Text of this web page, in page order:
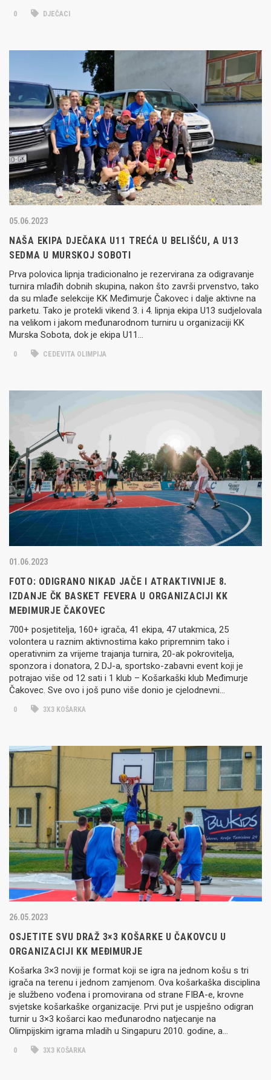
0 DJEČACI
05.06.2023
NAŠA EKIPA DJEČAKA U11 TREĆA U BELIŠĆU, A U13
SEDMA U MURSKOJ SOBOTI
Prva polovica lipnja tradicionalno je rezervirana za odigravanje
turnira mlađih dobnih skupina, nakon što završi prvenstvo, tako
da su mlađe selekcije KK Međimurje Čakovec i dalje aktivne na
parketu. Tako je protekli vikend 3. i 4. lipnja ekipa U13 sudjelovala
na velikom i jakom međunarodnom turniru u organizaciji KK
Murska Sobota, dok je ekipa U11…
0 CEDEVITA OLIMPIJA
01.06.2023
FOTO: ODIGRANO NIKAD JAČE I ATRAKTIVNIJE 8.
IZDANJE ČK BASKET FEVERA U ORGANIZACIJI KK
MEĐIMURJE ČAKOVEC
700+ posjetitelja, 160+ igrača, 41 ekipa, 47 utakmica, 25
volontera u raznim aktivnostima kako pripremnim tako i
operativnim za vrijeme trajanja turnira, 20-ak pokrovitelja,
sponzora i donatora, 2 DJ-a, sportsko-zabavni event koji je
potrajao više od 12 sati i 1 klub – Košarkaški klub Međimurje
Čakovec. Sve ovo i još puno više donio je cjelodnevni…
0 3X3 KOŠARKA
26.05.2023
OSJETITE SVU DRAŽ 3×3 KOŠARKE U ČAKOVCU U
ORGANIZACIJI KK MEĐIMURJE
Košarka 3×3 noviji je format koji se igra na jednom košu s tri
igrača na terenu i jednom zamjenom. Ova košarkaška disciplina
je službeno vođena i promovirana od strane FIBA-e, krovne
svjetske košarkaške organizacije. Prvi put je uspješno odigran
turnir u 3×3 košarci kao međunarodno natjecanje na
Olimpijskim igrama mladih u Singapuru 2010. godine, a…
0 3X3 KOŠARKA